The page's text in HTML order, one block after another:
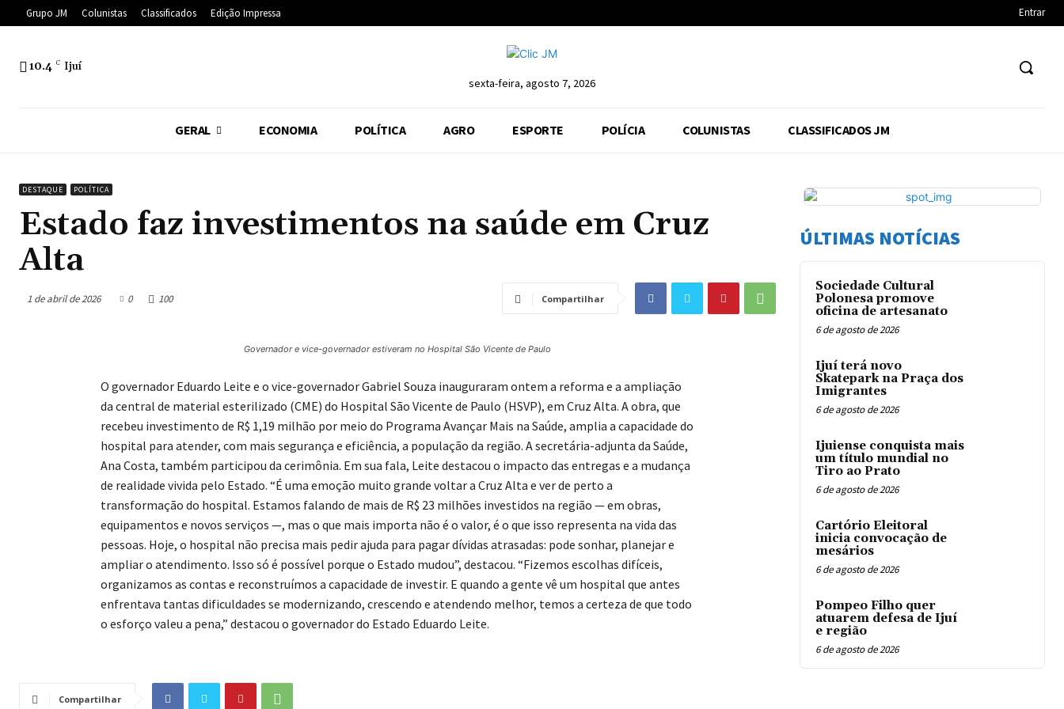
Grupo JM Colunistas Classificados Edição Impressa Entrar
10.4 C Ijuí
sexta-feira, agosto 7, 2026
GERAL ECONOMIA POLÍTICA AGRO ESPORTE POLÍCIA COLUNISTAS CLASSIFICADOS JM
DESTAQUE POLÍTICA
Estado faz investimentos na saúde em Cruz
Alta
1 de abril de 2026 0 100 Compartilhar
Governador e vice-governador estiveram no Hospital São Vicente de Paulo
O governador Eduardo Leite e o vice-governador Gabriel Souza inauguraram ontem a reforma e a ampliação
da central de material esterilizado (CME) do Hospital São Vicente de Paulo (HSVP), em Cruz Alta. A obra, que
recebeu investimento de R$ 1,19 milhão por meio do Programa Avançar Mais na Saúde, amplia a capacidade do
hospital para atender, com mais segurança e eficiência, a população da região. A secretária-adjunta da Saúde,
Ana Costa, também participou da cerimônia. Em sua fala, Leite destacou o impacto das entregas e a mudança
de realidade vivida pelo Estado. “É uma emoção muito grande voltar a Cruz Alta e ver de perto a
transformação do hospital. Estamos falando de mais de R$ 23 milhões investidos na região — em obras,
equipamentos e novos serviços —, mas o que mais importa não é o valor, é o que isso representa na vida das
pessoas. Hoje, o hospital não precisa mais pedir ajuda para pagar dívidas atrasadas: pode sonhar, planejar e
ampliar o atendimento. Isso só é possível porque o Estado mudou”, destacou. “Fizemos escolhas difíceis,
organizamos as contas e reconstruímos a capacidade de investir. E quando a gente vê um hospital que antes
enfrentava tantas dificuldades se modernizando, crescendo e atendendo melhor, temos a certeza de que todo
o esforço valeu a pena,” destacou o governador do Estado Eduardo Leite.
Compartilhar
ÚLTIMAS NOTÍCIAS
Sociedade Cultural
Polonesa promove
oficina de artesanato
6 de agosto de 2026
Ijuí terá novo
Skatepark na Praça dos
Imigrantes
6 de agosto de 2026
Ijuiense conquista mais
um título mundial no
Tiro ao Prato
6 de agosto de 2026
Cartório Eleitoral
inicia convocação de
mesários
6 de agosto de 2026
Pompeo Filho quer
atuarem defesa de Ijuí
e região
6 de agosto de 2026